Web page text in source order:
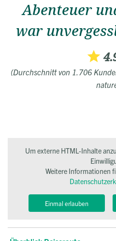
Abenteuer
war
(Durchschnitt von 1.706
Um externe HTML-Inhalte
Weitere Informationen
Einmal erlauben